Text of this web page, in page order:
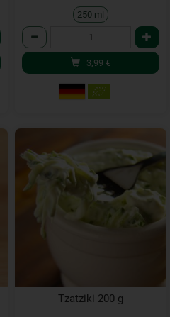
250 ml
Anzahl
3,99 €
Tzatziki 200 g